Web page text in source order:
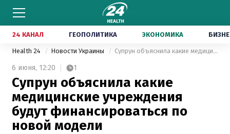
24 КАНАЛ ГЕОПОЛИТИКА ЭКОНОМИКА
Health 24 Новости Украины Супрун объяснила какие медицинские учреждения будут финансироваться по новой модели
6 июня, 12:20 1
Супрун объяснила какие
медицинские учреждения
будут финансироваться по
новой модели